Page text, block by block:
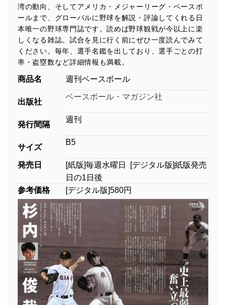
湾の動向、そしてアメリカ・メジャーリーグ・ベースボ
ールまで、グローバルに野球を解説・評論してくれる日
本唯一の野球専門誌です。読めば野球観戦が今以上に楽
しくなる雑誌。試合を見に行く前にぜひ一度読んでみて
ください。毎年、選手名鑑を出しており、選手ごとの打
率・盗塁数など詳細情報も満載。
商品名 週刊ベースボール
出版社
ベースボール・マガジン社
発行間隔
週刊
サイズ
B5
発売日
[紙版]毎週水曜日 [デジタル版]紙版発売
日の1日後
参考価格
[デジタル版]580円